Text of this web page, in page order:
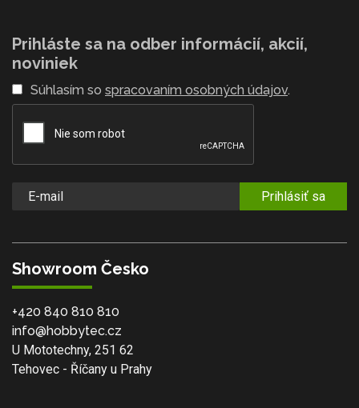
Prihláste sa na odber informácií, akcií,
noviniek
Súhlasím so spracovaním osobných údajov.
Prihlásiť sa
Showroom Česko
+420 840 810 810
info@hobbytec.cz
U Mototechny, 251 62
Tehovec - Říčany u Prahy